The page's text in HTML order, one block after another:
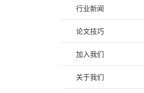
行业新闻
论文技巧
加入我们
关于我们